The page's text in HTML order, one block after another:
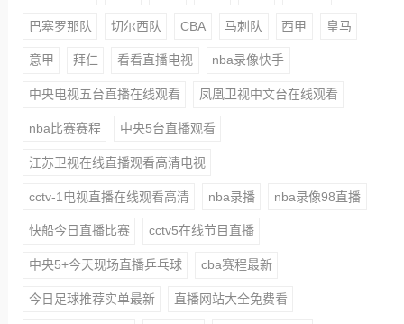
巴塞罗那队 切尔西队 CBA 马刺队 西甲 皇马
意甲 拜仁 看看直播电视 nba录像快手
中央电视五台直播在线观看 凤凰卫视中文台在线观看
nba比赛赛程 中央5台直播观看
江苏卫视在线直播观看高清电视
cctv-1电视直播在线观看高清 nba录播 nba录像98直播
快船今日直播比赛 cctv5在线节目直播
中央5+今天现场直播乒乓球 cba赛程最新
今日足球推荐实单最新 直播网站大全免费看